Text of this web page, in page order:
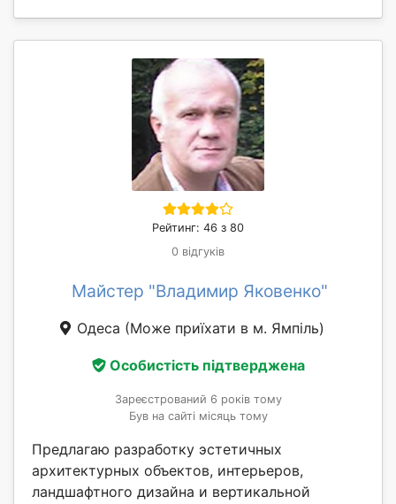
Рейтинг: 46 з 80
0 відгуків
Майстер "Владимир Яковенко"
Одеса (Може приїхати в м. Ямпіль)
Особистість підтверджена
Зареєстрований 6 років тому
Був на сайті місяць тому
Предлагаю разработку эстетичных
архитектурных объектов, интерьеров,
ландшафтного дизайна и вертикальной